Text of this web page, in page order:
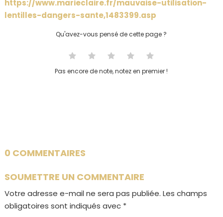
https://www.marieclaire.fr/mauvaise-utilisation-
lentilles-dangers-sante,1483399.asp
Qu'avez-vous pensé de cette page ?
Pas encore de note, notez en premier !
0 COMMENTAIRES
SOUMETTRE UN COMMENTAIRE
Votre adresse e-mail ne sera pas publiée. Les champs
obligatoires sont indiqués avec *